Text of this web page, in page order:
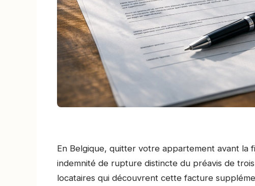
En Belgique, quitter votre appartement avant la
indemnité de rupture distincte du préavis de
locataires qui découvrent cette facture